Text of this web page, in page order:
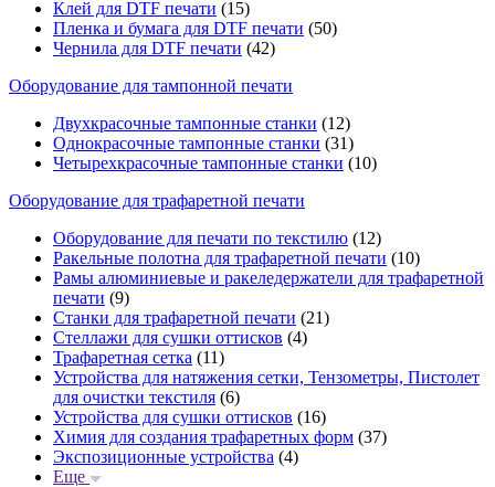
Клей для DTF печати (15)
Пленка и бумага для DTF печати (50)
Чернила для DTF печати (42)
Оборудование для тампонной печати
Двухкрасочные тампонные станки (12)
Однокрасочные тампонные станки (31)
Четырехкрасочные тампонные станки (10)
Оборудование для трафаретной печати
Оборудование для печати по текстилю (12)
Ракельные полотна для трафаретной печати (10)
Рамы алюминиевые и ракеледержатели для трафаретной
печати (9)
Станки для трафаретной печати (21)
Стеллажи для сушки оттисков (4)
Трафаретная сетка (11)
Устройства для натяжения сетки, Тензометры, Пистолет
для очистки текстиля (6)
Устройства для сушки оттисков (16)
Химия для создания трафаретных форм (37)
Экспозиционные устройства (4)
Еще